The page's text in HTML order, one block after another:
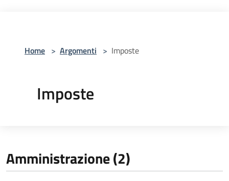
Home > Argomenti > Imposte
Imposte
Amministrazione (2)